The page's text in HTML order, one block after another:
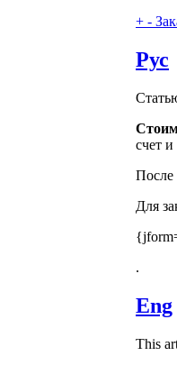
+ -
Рус
счет
После
Для
.
Eng
This